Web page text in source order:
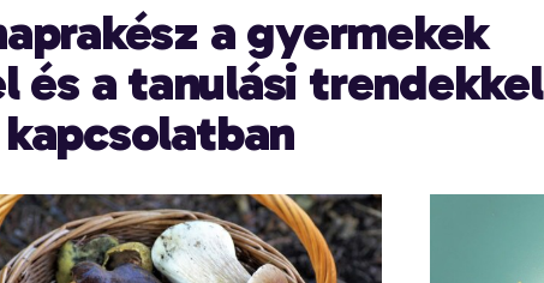
a gyermekek
és a tanulási trendekkel
kapcsolatban